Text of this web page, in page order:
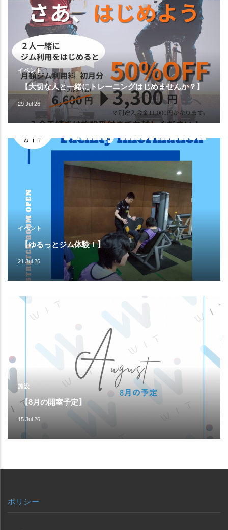
イベント
【大切な人と一緒にトレーニングはじめませんか？】
29 Jul 26
イベント
【ゆるっとジム体験！】
21 Jul 26
施設
【8月の開室予定】
15 Jul 26
ポリシー